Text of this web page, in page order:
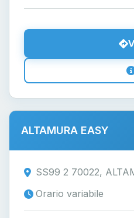
ALTAMURA EASY
SS99 2 70022,
Orario variabile